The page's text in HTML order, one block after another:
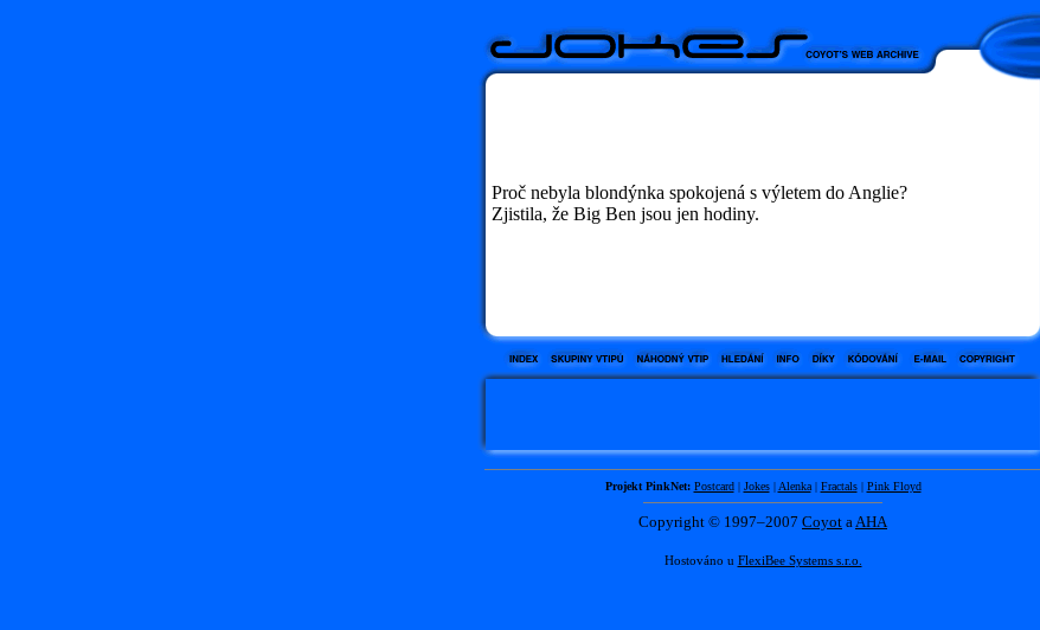
Proč nebyla blondýnka spokojená s výletem do Anglie?
Zjistila, že Big Ben jsou jen hodiny.
Projekt PinkNet: Postcard| Jokes| Alenka| Fractals| Pink Floyd
Copyright © 1997–2007 Coyot aAHA
Hostováno u FlexiBee Systems s.r.o.